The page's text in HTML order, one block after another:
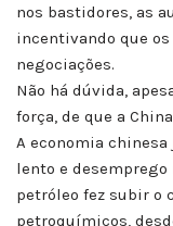
nos bastidores, as
incentivando que
negociações.
Não há dúvida,
força, de que a
A economia
lento e desemprego
petróleo fez subir o
petroquímicos,